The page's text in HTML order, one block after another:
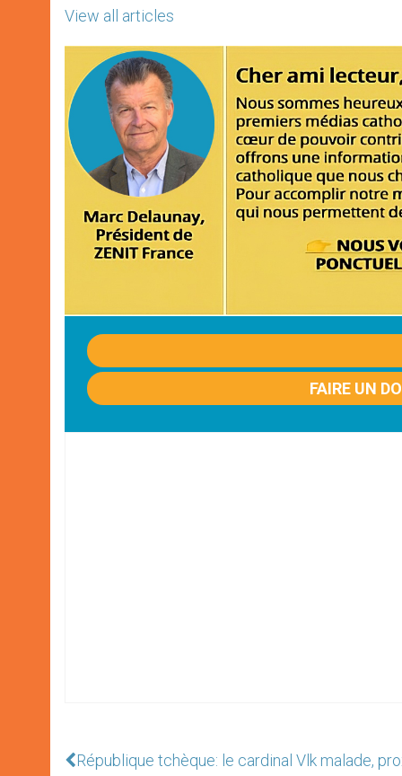
View all articles
FAIRE UN
République tchèque: le cardinal Vlk malade,